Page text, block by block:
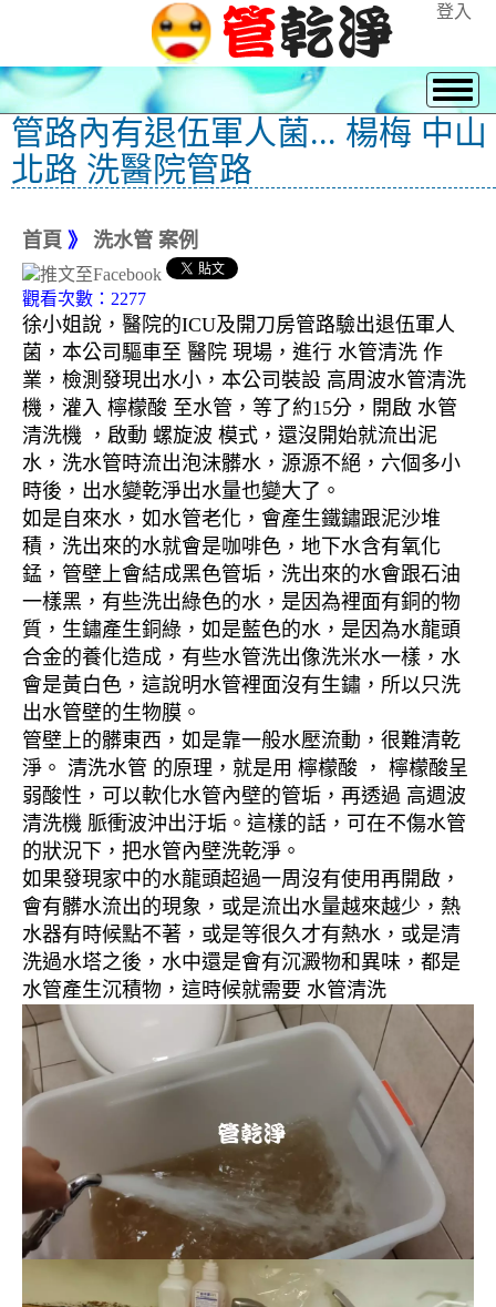
登入
管路內有退伍軍人菌... 楊梅 中山
北路 洗醫院管路
首頁 》 洗水管 案例
觀看次數：2277
徐小姐說，醫院的ICU及開刀房管路驗出退伍軍人
菌，本公司驅車至 醫院 現場，進行 水管清洗 作
業，檢測發現出水小，本公司裝設 高周波水管清洗
機，灌入 檸檬酸 至水管，等了約15分，開啟 水管
清洗機 ，啟動 螺旋波 模式，還沒開始就流出泥
水，洗水管時流出泡沫髒水，源源不絕，六個多小
時後，出水變乾淨出水量也變大了。
如是自來水，如水管老化，會產生鐵鏽跟泥沙堆
積，洗出來的水就會是咖啡色，地下水含有氧化
錳，管壁上會結成黑色管垢，洗出來的水會跟石油
一樣黑，有些洗出綠色的水，是因為裡面有銅的物
質，生鏽產生銅綠，如是藍色的水，是因為水龍頭
合金的養化造成，有些水管洗出像洗米水一樣，水
會是黃白色，這說明水管裡面沒有生鏽，所以只洗
出水管壁的生物膜。
管壁上的髒東西，如是靠一般水壓流動，很難清乾
淨。 清洗水管 的原理，就是用 檸檬酸 ， 檸檬酸呈
弱酸性，可以軟化水管內壁的管垢，再透過 高週波
清洗機 脈衝波沖出汙垢。這樣的話，可在不傷水管
的狀況下，把水管內壁洗乾淨。
如果發現家中的水龍頭超過一周沒有使用再開啟，
會有髒水流出的現象，或是流出水量越來越少，熱
水器有時候點不著，或是等很久才有熱水，或是清
洗過水塔之後，水中還是會有沉澱物和異味，都是
水管產生沉積物，這時候就需要 水管清洗